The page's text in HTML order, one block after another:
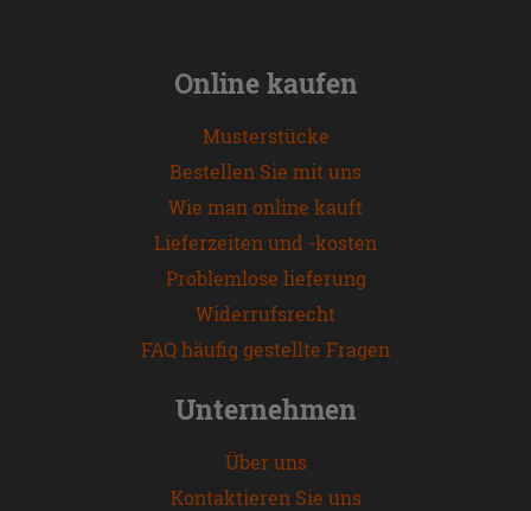
Online kaufen
Musterstücke
Bestellen Sie mit uns
Wie man online kauft
Lieferzeiten und -kosten
Problemlose lieferung
Widerrufsrecht
FAQ häufig gestellte Fragen
Unternehmen
Über uns
Kontaktieren Sie uns